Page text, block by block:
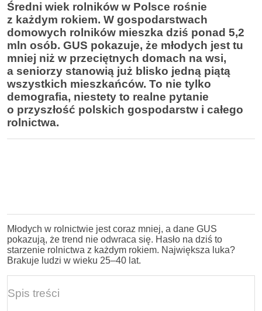
Średni wiek rolników w Polsce rośnie
z każdym rokiem. W gospodarstwach
domowych rolników mieszka dziś ponad 5,2
mln osób. GUS pokazuje, że młodych jest tu
mniej niż w przeciętnych domach na wsi,
a seniorzy stanowią już blisko jedną piątą
wszystkich mieszkańców. To nie tylko
demografia, niestety to realne pytanie
o przyszłość polskich gospodarstw i całego
rolnictwa.
Młodych w rolnictwie jest coraz mniej, a dane GUS
pokazują, że trend nie odwraca się. Hasło na dziś to
starzenie rolnictwa z każdym rokiem. Największa luka?
Brakuje ludzi w wieku 25–40 lat.
Spis treści